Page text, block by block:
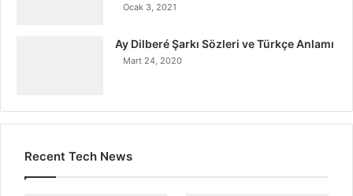
Ocak 3, 2021
Ay Dilberé Şarkı Sözleri ve Türkçe Anlamı
Mart 24, 2020
Recent Tech News